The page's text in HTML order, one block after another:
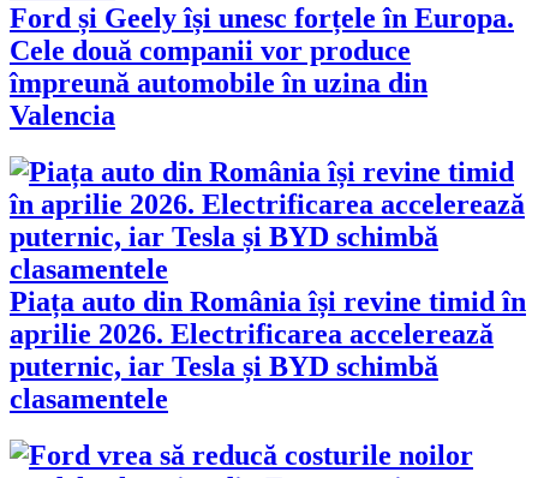
Ford și Geely își unesc forțele în Europa.
Cele două companii vor produce
împreună automobile în uzina din
Valencia
Piața auto din România își revine timid în
aprilie 2026. Electrificarea accelerează
puternic, iar Tesla și BYD schimbă
clasamentele